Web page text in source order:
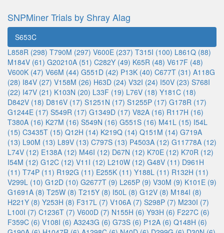
SNPMiner Trials by Shray Alag
S653C
L858R (298) T790M (297) V600E (237) T315I (100) L861Q (88)
M184V (61) G20210A (51) C282Y (49) K65R (48) V617F (48)
V600K (47) V66M (44) G551D (42) P13K (40) C677T (31) A118G
(28) I84V (27) V158M (26) H63D (24) V32I (24) I50V (23) S768I
(22) I47V (21) K103N (20) L33F (19) L76V (18) Y181C (18)
D842V (18) D816V (17) S1251N (17) S1255P (17) G178R (17)
G1244E (17) S549R (17) G1349D (17) V82A (16) R117H (16)
T380A (16) K27M (16) S549N (16) G551S (16) M41L (15) I54L
(15) C3435T (15) Q12H (14) K219Q (14) Q151M (14) G719A
(13) L90M (13) L89V (13) C797S (13) P4503A (12) G11778A (12)
L74V (12) E138A (12) M46I (12) D67N (12) K70E (12) K70R (12)
I54M (12) G12C (12) V11I (12) L210W (12) G48V (11) D961H
(11) T74P (11) R192G (11) E255K (11) Y188L (11) R132H (11)
V299L (10) G12D (10) G2677T (9) L265P (9) V30M (9) K101E (9)
G1691A (8) T25W (8) T215Y (8) I50L (8) G12V (8) M184I (8)
H221Y (8) Y253H (8) F317L (7) V106A (7) S298P (7) M230I (7)
L100I (7) C1236T (7) V600D (7) N155H (6) Y93H (6) F227C (6)
F359C (6) V108I (6) A3243G (6) G73S (6) P12A (6) Q148H (6)